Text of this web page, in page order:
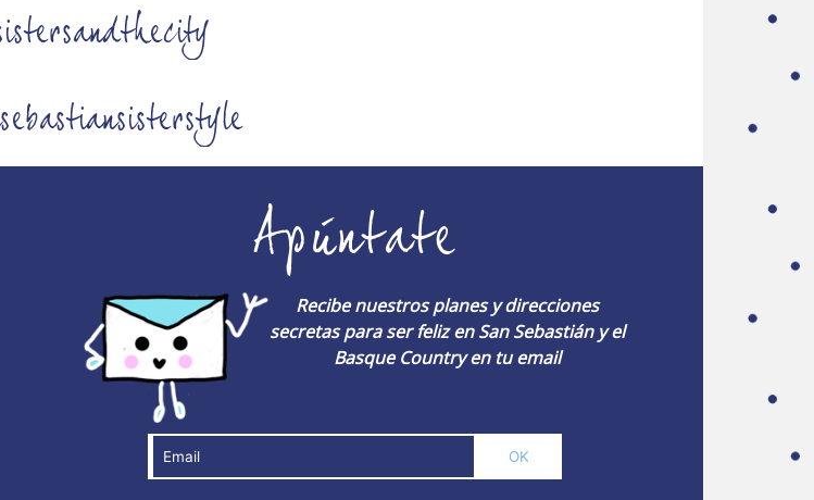
Apúntate
Recibe nuestros planes y direcciones
secretas para ser feliz en San Sebastián y el
Basque Country en tu email